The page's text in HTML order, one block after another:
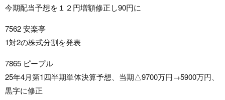
今期配当予想を１２円増額修正し90円に
7562 安楽亭
1対2の株式分割を発表
7865 ピープル
25年4月第1四半期単体決算予想、当期△9700万円→5900万円、
黒字に修正